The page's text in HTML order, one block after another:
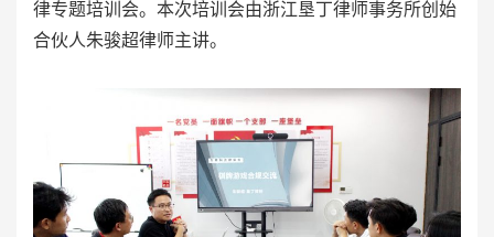
律专题培训会。本次培训会由浙江垦丁律师事务所创始
合伙人朱骏超律师主讲。